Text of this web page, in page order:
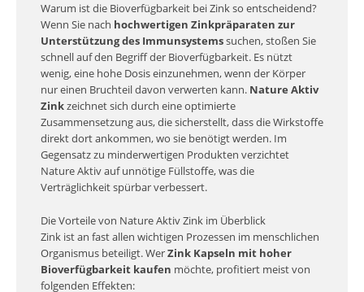
Warum ist die Bioverfügbarkeit bei Zink so entscheidend?
Wenn Sie nach hochwertigen Zinkpräparaten zur
Unterstützung des Immunsystemssuchen, stoßen Sie
schnell auf den Begriff der Bioverfügbarkeit. Es nützt
wenig, eine hohe Dosis einzunehmen, wenn der Körper
nur einen Bruchteil davon verwerten kann. Nature Aktiv
Zinkzeichnet sich durch eine optimierte
Zusammensetzung aus, die sicherstellt, dass die Wirkstoffe
direkt dort ankommen, wo sie benötigt werden. Im
Gegensatz zu minderwertigen Produkten verzichtet
Nature Aktiv auf unnötige Füllstoffe, was die
Verträglichkeit spürbar verbessert.
Die Vorteile von Nature Aktiv Zink im Überblick
Zink ist an fast allen wichtigen Prozessen im menschlichen
Organismus beteiligt. WerZink Kapseln mit hoher
Bioverfügbarkeit kaufen möchte, profitiert meist von
folgenden Effekten: